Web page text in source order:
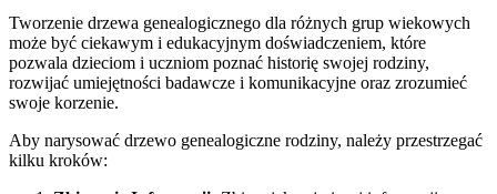
Tworzenie drzewa genealogicznego dla różnych grup wiekowych
może być ciekawym i edukacyjnym doświadczeniem, które
pozwala dzieciom i uczniom poznać historię swojej rodziny,
rozwijać umiejętności badawcze i komunikacyjne oraz zrozumieć
swoje korzenie.
Aby narysować drzewo genealogiczne rodziny, należy przestrzegać
kilku kroków: